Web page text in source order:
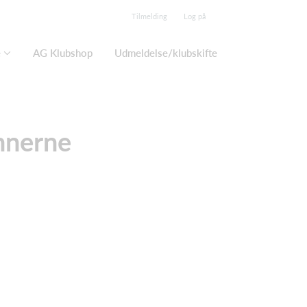
Tilmelding Log på
AG Klubshop Udmeldelse/klubskifte